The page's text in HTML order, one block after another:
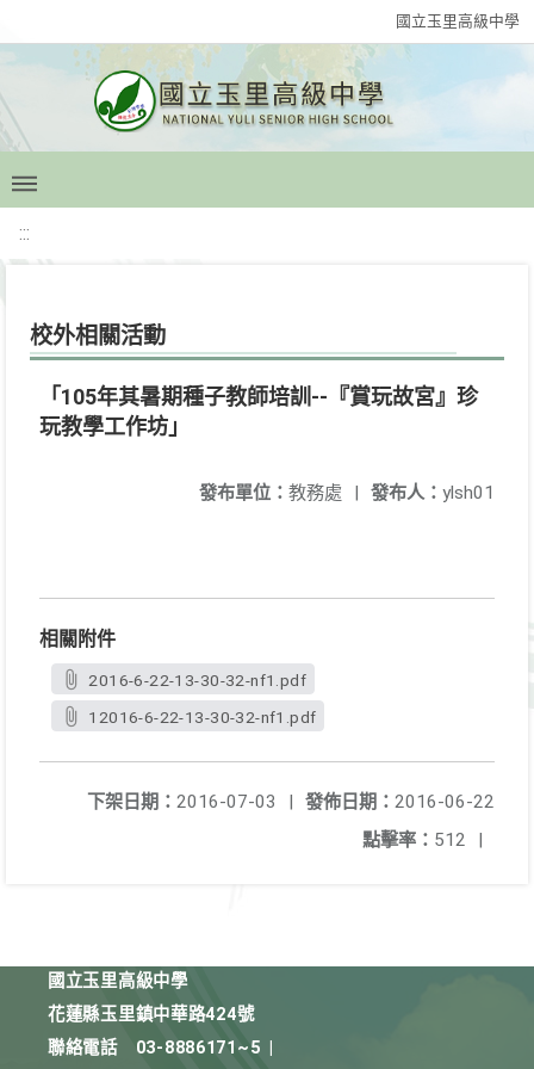
國立玉里高級中學
:::
校外相關活動
「105年其暑期種子教師培訓--『賞玩故宮』珍
玩教學工作坊」
發布人： ylsh01
發布單位： 教務處 |
相關附件
2016-6-22-13-30-32-nf1.pdf
12016-6-22-13-30-32-nf1.pdf
發佈日期： 2016-06-22
下架日期： 2016-07-03
|
點擊率： 512 |
國立玉里高級中學
花蓮縣玉里鎮中華路424號
聯絡電話
03-8886171~5